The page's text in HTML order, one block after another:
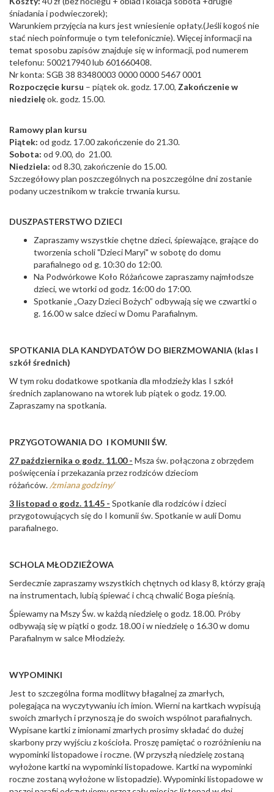
śniadania i podwieczorek);
Warunkiem przyjęcia na kurs jest wniesienie opłaty.(Jeśli kogoś nie
stać niech poinformuje o tym telefonicznie). Więcej informacji na
temat sposobu zapisów znajduje się w informacji, pod numerem
telefonu: 500217940 lub 601660408.
Nr konta: SGB 38 83480003 0000 0000 5467 0001
Rozpoczęcie kursu – piątek ok. godz. 17.00, Zakończenie w
niedzielęok. godz. 15.00.
Ramowy plan kursu
Piątek: od godz. 17.00 zakończenie do 21.30.
Sobota: od 9.00, do 21.00.
Niedziela: od 8.30, zakończenie do 15.00.
Szczegółowy plan poszczególnych na poszczególne dni zostanie
podany uczestnikom w trakcie trwania kursu.
DUSZPASTERSTWO DZIECI
Zapraszamy wszystkie chętne dzieci, śpiewające, grające do
tworzenia scholi "Dzieci Maryi" w sobotę do domu
parafialnego od g. 10:30 do 12:00.
Na Podwórkowe Koło Różańcowe zapraszamy najmłodsze
dzieci, we wtorki od godz. 16:00 do 17:00.
Spotkanie „Oazy Dzieci Bożych” odbywają się we czwartki o
g. 16.00 w salce dzieci w Domu Parafialnym.
SPOTKANIA DLA KANDYDATÓW DO BIERZMOWANIA (klas I
szkół średnich)
W tym roku dodatkowe spotkania dla młodzieży klas I szkół
średnich zaplanowano na wtorek lub piątek o godz. 19.00.
Zapraszamy na spotkania.
PRZYGOTOWANIA DO I KOMUNII ŚW.
27 października o godz. 11.00 - Msza św. połączona z obrzędem
poświęcenia i przekazania przez rodziców dzieciom
różańców. /zmiana godziny/
3 listopad o godz. 11.45 - Spotkanie dla rodziców i dzieci
przygotowujących się do I komunii św. Spotkanie w auli Domu
parafialnego.
SCHOLA MŁODZIEŻOWA
Serdecznie zapraszamy wszystkich chętnych od klasy 8, którzy grają
na instrumentach, lubią śpiewać i chcą chwalić Boga pieśnią.
Śpiewamy na Mszy Św. w każdą niedzielę o godz. 18.00. Próby
odbywają się w piątki o godz. 18.00 i w niedzielę o 16.30 w domu
Parafialnym w salce Młodzieży.
WYPOMINKI
Jest to szczególna forma modlitwy błagalnej za zmarłych,
polegająca na wyczytywaniu ich imion. Wierni na kartkach wypisują
swoich zmarłych i przynoszą je do swoich wspólnot parafialnych.
Wypisane kartki z imionami zmarłych prosimy składać do dużej
skarbony przy wyjściu z kościoła. Proszę pamiętać o rozróżnieniu na
wypominki listopadowe i roczne. (W przyszłą niedzielę zostaną
wyłożone kartki na wypominki listopadowe. Kartki na wypominki
roczne zostaną wyłożone w listopadzie). Wypominki listopadowe w